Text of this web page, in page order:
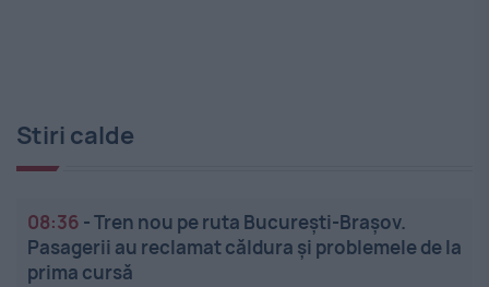
Stiri calde
08:36 -Tren nou pe ruta București-Brașov.
Pasagerii au reclamat căldura și problemele de la
prima cursă